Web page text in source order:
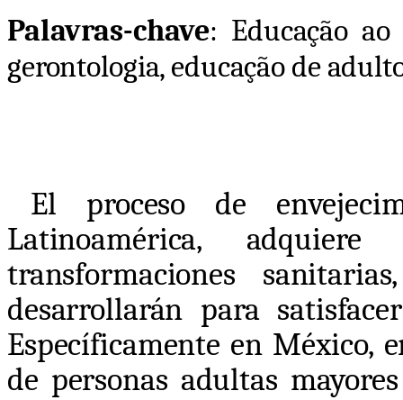
Palavras-chave: Educação
gerontologia, educação de
El proceso de
Latinoamérica,
transformaciones
desarrollarán para
Específicamente en México,
de personas adultas